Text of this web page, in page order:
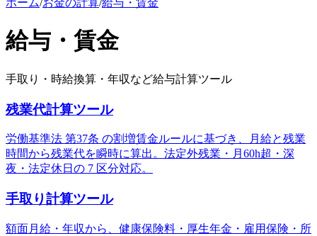
ホーム/お金の計算/給与・賃金
給与・賃金
手取り・時給換算・年収など給与計算ツール
残業代計算ツール
労働基準法 第37条 の割増賃金ルールに基づき、月給と残業
時間から残業代を瞬時に算出。法定外残業・月60h超・深
夜・法定休日の 7 区分対応。
手取り計算ツール
額面月給・年収から、健康保険料・厚生年金・雇用保険・所